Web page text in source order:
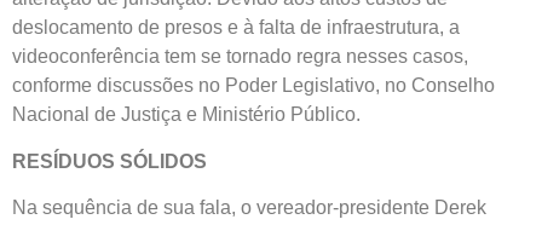
deslocamento de presos e à falta de infraestrutura, a
videoconferência tem se tornado regra nesses casos,
conforme discussões no Poder Legislativo, no Conselho
Nacional de Justiça e Ministério Público.
RESÍDUOS SÓLIDOS
Na sequência de sua fala, o vereador-presidente Derek